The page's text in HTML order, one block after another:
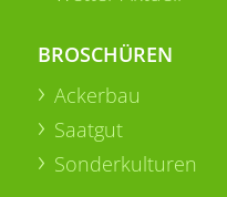
BROSCHÜREN
Ackerbau
Saatgut
Sonderkulturen